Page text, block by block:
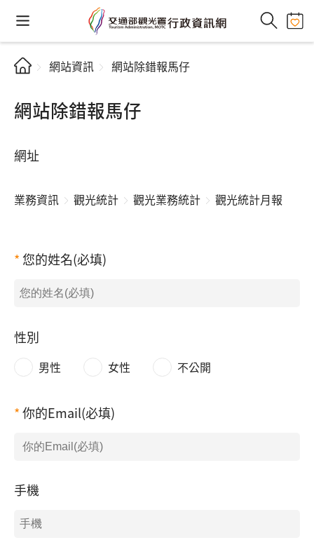
網站資訊 網站除錯報馬仔
網站除錯報馬仔
網址
業務資訊 觀光統計 觀光業務統計 觀光統計月報
您的姓名(必填)
性別
男性 女性 不公開
你的Email(必填)
手機